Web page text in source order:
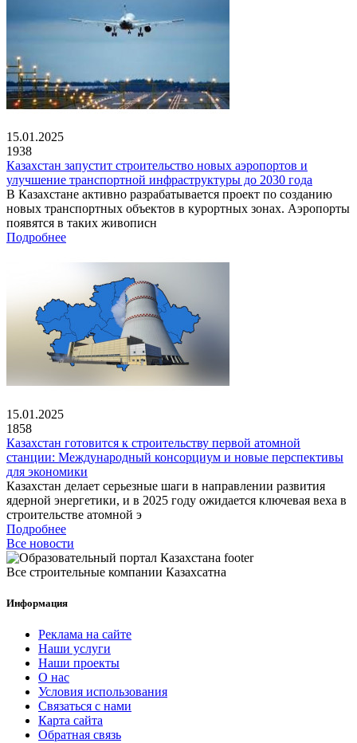
15.01.2025
1938
Казахстан запустит строительство новых аэропортов и
улучшение транспортной инфраструктуры до 2030 года
В Казахстане активно разрабатывается проект по созданию
новых транспортных объектов в курортных зонах. Аэропорты
появятся в таких живописн
Подробнее
15.01.2025
1858
Казахстан готовится к строительству первой атомной
станции: Международный консорциум и новые перспективы
для экономики
Казахстан делает серьезные шаги в направлении развития
ядерной энергетики, и в 2025 году ожидается ключевая веха в
строительстве атомной э
Подробнее
Все новости
Все строительные компании Казахсатна
Информация
Реклама на сайте
Наши услуги
Наши проекты
О нас
Условия использования
Связаться с нами
Карта сайта
Обратная связь